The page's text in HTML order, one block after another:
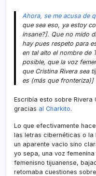
Ahora, se me acusa de
que sea eso, ya estoy
insane?]. Que no mido
hay pues respeto para
en tal alto el nombre de
posible, que la voz
que Cristina Rivera sea
es (más que fronteriza)]
Escribí­a esto sobre Rivera
gracias al Charkito.
Lo que efectivamente
las letras cibernéticas o la
un aparente vacio sino
yo sepa, una voz
femenisno tijuanense,
retomaba cuestiones